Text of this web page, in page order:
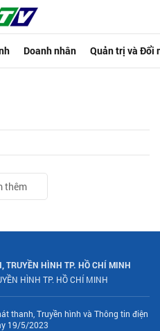
Doanh nhân Quản trị và Đổi
thêm
TRUYỀN HÌNH TP. HỒ CHÍ MINH
HÌNH TP. HỒ CHÍ MINH
thanh, Truyền hình và Thông tin điện
19/5/2023